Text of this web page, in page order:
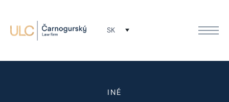
SK
INÉ